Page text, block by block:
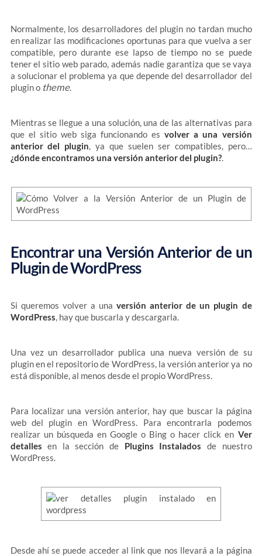
Normalmente, los desarrolladores del plugin no tardan mucho
en realizar las modificaciones oportunas para que vuelva a ser
compatible, pero durante ese lapso de tiempo no se puede
tener el sitio web parado, además nadie garantiza que se vaya
a solucionar el problema ya que depende del desarrollador del
plugin o theme.
Mientras se llegue a una solución, una de las alternativas para
que el sitio web siga funcionando esvolver a una versión
anterior del plugin, ya que suelen ser compatibles, pero…
¿dónde encontramos una versión anterior del plugin?.
Encontrar una Versión Anterior de un
Plugin de WordPress
Si queremos volver a una versión anterior de un plugin de
WordPress, hay que buscarla y descargarla.
Una vez un desarrollador publica una nueva versión de su
plugin en el repositorio de WordPress, la versión anterior ya no
está disponible, al menos desde el propio WordPress.
Para localizar una versión anterior, hay que buscar la página
web del plugin en WordPress. Para encontrarla podemos
realizar un búsqueda en Google o Bing o hacer click en Ver
detalles en la sección de Plugins Instalados de nuestro
WordPress.
Desde ahí se puede acceder al link que nos llevará a la página